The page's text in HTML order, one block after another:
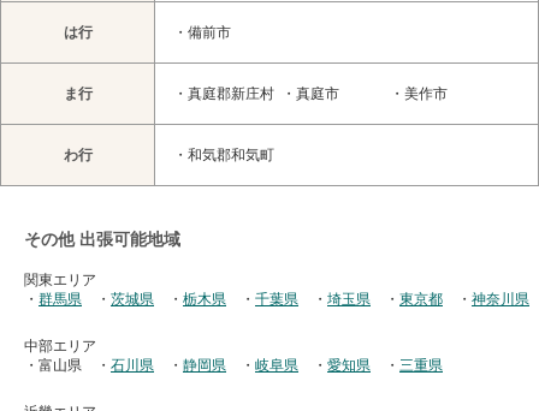
は行 ・ 備前市
ま行 ・ 真庭郡新庄村 ・ 真庭市 ・ 美作市
わ行 ・ 和気郡和気町
その他 出張可能地域
関東エリア
・ 群馬県 ・ 茨城県 ・ 栃木県 ・ 千葉県 ・ 埼玉県 ・ 東京都 ・ 神奈川県
中部エリア
・富山県
・ 石川県 ・ 静岡県 ・ 岐阜県 ・ 愛知県 ・ 三重県